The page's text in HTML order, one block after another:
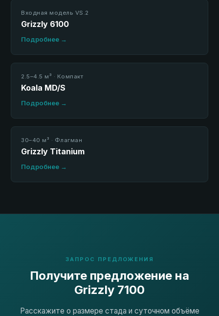
Входная модель VS.2
Grizzly 6100
Подробнее →
2.5–4.5 м³ · Компакт
Koala MD/S
Подробнее →
30–40 м³ · Флагман
Grizzly Titanium
Подробнее →
ЗАПРОС ПРЕДЛОЖЕНИЯ
Получите предложение на
Grizzly 7100
Расскажите о размере стада и суточном объёме